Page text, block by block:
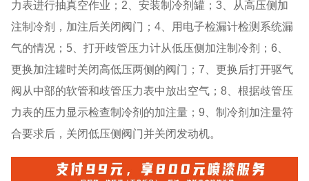
力表进行抽真空作业；2、安装制冷剂罐；3、从高压侧加
注制冷剂，加注后关闭阀门；4、用电子检漏计检测系统漏
气的情况；5、打开歧管压力计从低压侧加注制冷剂；6、
更换加注罐时关闭高低压两侧的阀门；7、更换后打开驱气
阀从中部的软管和歧管压力表中放出空气；8、根据歧管压
力表的压力显示检查制冷剂的加注量；9、制冷剂加注量符
合要求后，关闭低压侧阀门并关闭发动机。